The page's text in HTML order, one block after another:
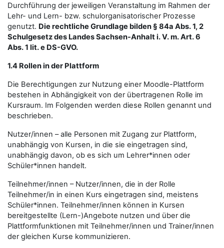
Durchführung der jeweiligen Veranstaltung im Rahmen der
Lehr- und Lern- bzw. schulorganisatorischer Prozesse
genutzt. Die rechtliche Grundlage bilden § 84a Abs. 1, 2
Schulgesetz des Landes Sachsen-Anhalt i. V. m. Art. 6
Abs. 1 lit. e DS-GVO.
1.4 Rollen in der Plattform
Die Berechtigungen zur Nutzung einer Moodle-Plattform
bestehen in Abhängigkeit von der übertragenen Rolle im
Kursraum. Im Folgenden werden diese Rollen genannt und
beschrieben.
Nutzer/innen – alle Personen mit Zugang zur Plattform,
unabhängig von Kursen, in die sie eingetragen sind,
unabhängig davon, ob es sich um Lehrer*innen oder
Schüler*innen handelt.
Teilnehmer/innen – Nutzer/innen, die in der Rolle
Teilnehmer/in in einen Kurs eingetragen sind, meistens
Schüler*innen. Teilnehmer/innen können in Kursen
bereitgestellte (Lern-)Angebote nutzen und über die
Plattformfunktionen mit Teilnehmer/innen und Trainer/innen
der gleichen Kurse kommunizieren.